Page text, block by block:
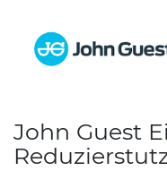
John Guest